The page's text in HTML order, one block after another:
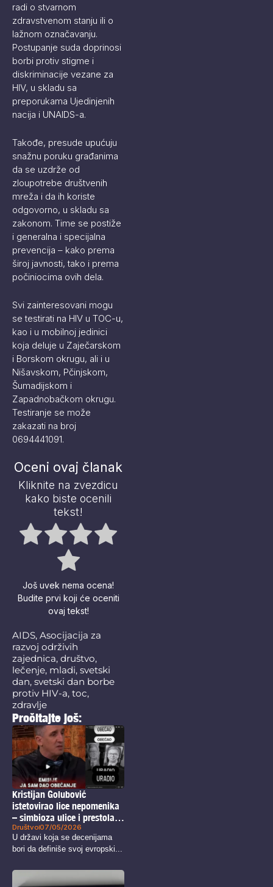
radi o stvarnom
zdravstvenom stanju ili o
lažnom označavanju.
Postupanje suda doprinosi
borbi protiv stigme i
diskriminacije vezane za
HIV, u skladu sa
preporukama Ujedinjenih
nacija i UNAIDS-a.
Takođe, presude upućuju
snažnu poruku građanima
da se uzdrže od
zloupotrebe društvenih
mreža i da ih koriste
odgovorno, u skladu sa
zakonom. Time se postiže
i generalna i specijalna
prevencija – kako prema
široj javnosti, tako i prema
počiniocima ovih dela.
Svi zainteresovani mogu
se testirati na HIV u TOC-u,
kao i u mobilnoj jedinici
koja deluje u Zaječarskom
i Borskom okrugu, ali i u
Nišavskom, Pčinjskom,
Šumadijskom i
Zapadnobačkom okrugu.
Testiranje se može
zakazati na broj
0694441091.
Oceni ovaj članak
Kliknite na zvezdicu
kako biste ocenili
tekst!
Još uvek nema ocena!
Budite prvi koji će oceniti
ovaj tekst!
AIDS, Asocijacija za
razvoj održivih
zajednica, društvo,
lečenje, mladi, svetski
dan, svetski dan borbe
protiv HIV-a, toc,
zdravlje
Pročitajte još:
Kristijan Golubović
istetovirao lice nepomenika
– simbioza ulice i prestola
na podlaktici
Društvo07/05/2026
U državi koja se decenijama
bori da definiše svoj evropski...